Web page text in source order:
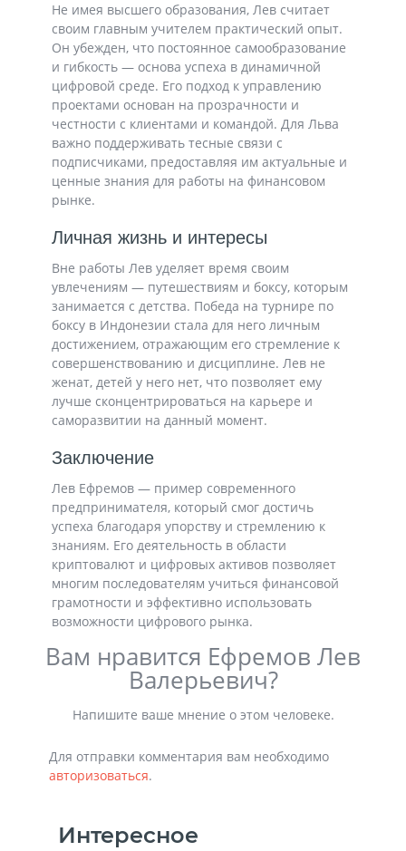
Не имея высшего образования, Лев считает
своим главным учителем практический опыт.
Он убежден, что постоянное самообразование
и гибкость — основа успеха в динамичной
цифровой среде. Его подход к управлению
проектами основан на прозрачности и
честности с клиентами и командой. Для Льва
важно поддерживать тесные связи с
подписчиками, предоставляя им актуальные и
ценные знания для работы на финансовом
рынке.
Личная жизнь и интересы
Вне работы Лев уделяет время своим
увлечениям — путешествиям и боксу, которым
занимается с детства. Победа на турнире по
боксу в Индонезии стала для него личным
достижением, отражающим его стремление к
совершенствованию и дисциплине. Лев не
женат, детей у него нет, что позволяет ему
лучше сконцентрироваться на карьере и
саморазвитии на данный момент.
Заключение
Лев Ефремов — пример современного
предпринимателя, который смог достичь
успеха благодаря упорству и стремлению к
знаниям. Его деятельность в области
криптовалют и цифровых активов позволяет
многим последователям учиться финансовой
грамотности и эффективно использовать
возможности цифрового рынка.
Вам нравится Ефремов Лев
Валерьевич?
Напишите ваше мнение о этом человеке.
Для отправки комментария вам необходимо
авторизоваться.
Интересное